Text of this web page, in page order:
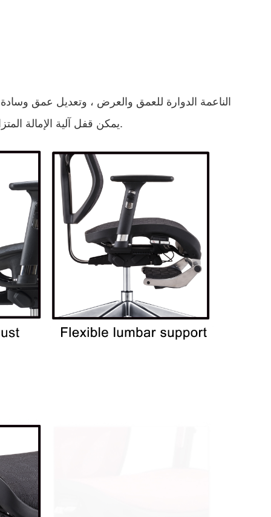
-4. يمكن قفل آلية الإمالة المتزامنة ، الإمالة الخلفية 90-135 درجة ، في أي وضع أو تركها خالية.